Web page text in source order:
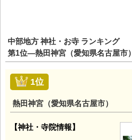
中部地方 神社・お寺 ランキング
第1位―熱田神宮（愛知県名古屋市）
1位
熱田神宮（愛知県名古屋市）
【神社・寺院情報】